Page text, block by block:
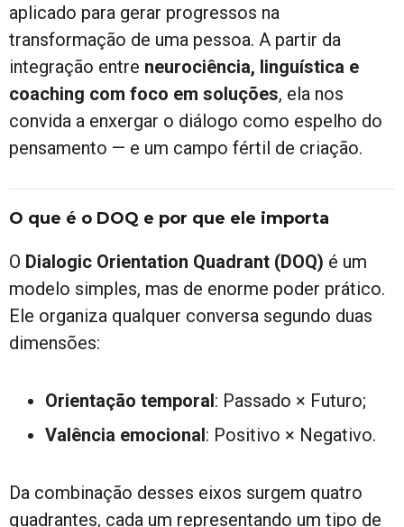
aplicado para gerar progressos na
transformação de uma pessoa. A partir da
integração entre neurociência, linguística e
coaching com foco em soluções, ela nos
convida a enxergar o diálogo como espelho do
pensamento — e um campo fértil de criação.
O que é o DOQ e por que ele importa
O Dialogic Orientation Quadrant (DOQ) é um
modelo simples, mas de enorme poder prático.
Ele organiza qualquer conversa segundo duas
dimensões:
Orientação temporal: Passado × Futuro;
Valência emocional: Positivo × Negativo.
Da combinação desses eixos surgem quatro
quadrantes, cada um representando um tipo de